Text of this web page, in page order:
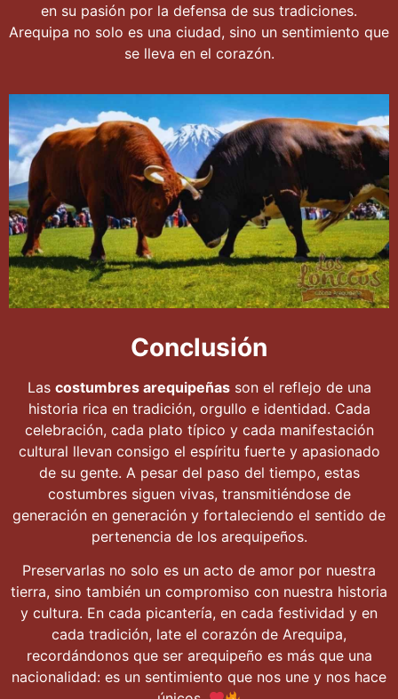
en su pasión por la defensa de sus tradiciones.
Arequipa no solo es una ciudad, sino un sentimiento que
se lleva en el corazón.
Conclusión
Las costumbres arequipeñasson el reflejo de una
historia rica en tradición, orgullo e identidad. Cada
celebración, cada plato típico y cada manifestación
cultural llevan consigo el espíritu fuerte y apasionado
de su gente. A pesar del paso del tiempo, estas
costumbres siguen vivas, transmitiéndose de
generación en generación y fortaleciendo el sentido de
pertenencia de los arequipeños.
Preservarlas no solo es un acto de amor por nuestra
tierra, sino también un compromiso con nuestra historia
y cultura. En cada picantería, en cada festividad y en
cada tradición, late el corazón de Arequipa,
recordándonos que ser arequipeño es más que una
nacionalidad: es un sentimiento que nos une y nos hace